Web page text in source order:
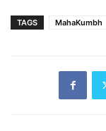
TAGS MahaKumbh